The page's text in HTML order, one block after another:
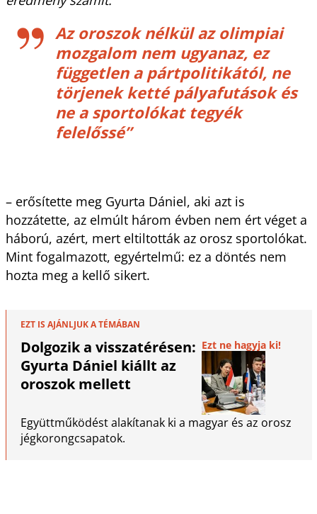
Az oroszok nélkül az olimpiai
mozgalom nem ugyanaz, ez
független a pártpolitikától, ne
törjenek ketté pályafutások és
ne a sportolókat tegyék
felelőssé”
– erősítette meg Gyurta Dániel, aki azt is
hozzátette, az elmúlt három évben nem ért véget a
háború, azért, mert eltiltották az orosz sportolókat.
Mint fogalmazott, egyértelmű: ez a döntés nem
hozta meg a kellő sikert.
EZT IS AJÁNLJUK A TÉMÁBAN
Dolgozik a visszatérésen:
Gyurta Dániel kiállt az
oroszok mellett
Ezt ne hagyja ki!
Együttműködést alakítanak ki a magyar és az orosz
jégkorongcsapatok.